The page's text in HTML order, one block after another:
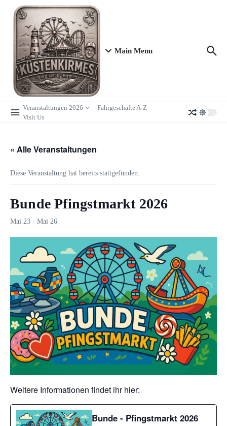
Zum Inhalt springen
Main Menu
Veranstaltungen 2026
Fahrgeschäfte A-Z
Visit Us
« Alle Veranstaltungen
Diese Veranstaltung hat bereits stattgefunden.
Bunde Pfingstmarkt 2026
Mai 23 - Mai 26
Weitere Informationen findet ihr hier:
Bunde - Pfingstmarkt 2026